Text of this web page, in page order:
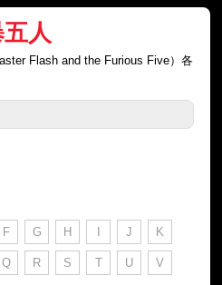
人
Flash and the Furious Five）各
F G H I J K
Q R S T U V